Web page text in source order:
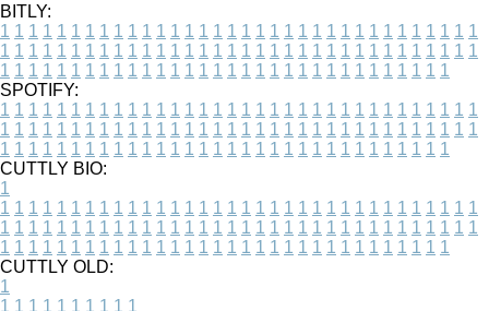
BITLY:
1 1 1 1 1 1 1 1 1 1 1 1 1 1 1 1 1 1 1 1 1 1 1 1 1 1 1 1 1 1 1 1 1 1
1 1 1 1 1 1 1 1 1 1 1 1 1 1 1 1 1 1 1 1 1 1 1 1 1 1 1 1 1 1 1 1 1 1
1 1 1 1 1 1 1 1 1 1 1 1 1 1 1 1 1 1 1 1 1 1 1 1 1 1 1 1 1 1 1 1
SPOTIFY:
1 1 1 1 1 1 1 1 1 1 1 1 1 1 1 1 1 1 1 1 1 1 1 1 1 1 1 1 1 1 1 1 1 1
1 1 1 1 1 1 1 1 1 1 1 1 1 1 1 1 1 1 1 1 1 1 1 1 1 1 1 1 1 1 1 1 1 1
1 1 1 1 1 1 1 1 1 1 1 1 1 1 1 1 1 1 1 1 1 1 1 1 1 1 1 1 1 1 1 1
CUTTLY BIO:
1
1 1 1 1 1 1 1 1 1 1 1 1 1 1 1 1 1 1 1 1 1 1 1 1 1 1 1 1 1 1 1 1 1 1
1 1 1 1 1 1 1 1 1 1 1 1 1 1 1 1 1 1 1 1 1 1 1 1 1 1 1 1 1 1 1 1 1 1
1 1 1 1 1 1 1 1 1 1 1 1 1 1 1 1 1 1 1 1 1 1 1 1 1 1 1 1 1 1 1 1
CUTTLY OLD:
1
1 1 1 1 1 1 1 1 1 1